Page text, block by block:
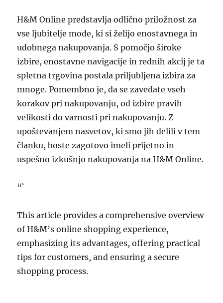
H&M Online predstavlja odlično priložnost za
vse ljubitelje mode, ki si želijo enostavnega in
udobnega nakupovanja. S pomočjo široke
izbire, enostavne navigacije in rednih akcij je ta
spletna trgovina postala priljubljena izbira za
mnoge. Pomembno je, da se zavedate vseh
korakov pri nakupovanju, od izbire pravih
velikosti do varnosti pri nakupovanju. Z
upoštevanjem nasvetov, ki smo jih delili v tem
članku, boste zagotovo imeli prijetno in
uspešno izkušnjo nakupovanja na H&M Online.
“`
This article provides a comprehensive overview
of H&M’s online shopping experience,
emphasizing its advantages, offering practical
tips for customers, and ensuring a secure
shopping process.